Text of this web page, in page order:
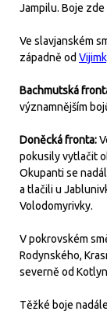
Jampilu. Boje
Ve slavjanském
západně od
Bachmutská
významnějším
Doněcká fronta:
pokusily vytlačit
Okupanti se
a tlačili u
Volodomyrivky.
V pokrovském
Rodynského,
severně od
Těžké boje